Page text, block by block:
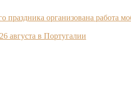
праздника организована
августа в Португалии